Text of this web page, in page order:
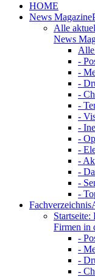
HOME
News Magazine
Alle
News
-
-
-
-
-
-
-
-
-
-
-
-
-
Fachverzeichnis
Startseite:
Firmen in
-
-
-
-